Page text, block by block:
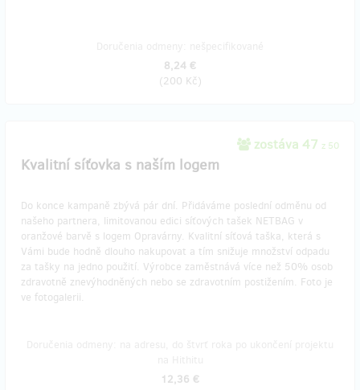
8,24 €
(200 Kč)
zostáva 47 z 50
Kvalitní síťovka s naším logem
Do konce kampaně zbývá pár dní. Přidáváme poslední odměnu od
našeho partnera, limitovanou edici síťových tašek NETBAG v
oranžové barvě s logem Opravárny. Kvalitní síťová taška, která s
Vámi bude hodně dlouho nakupovat a tím snižuje množství odpadu
za tašky na jedno použití. Výrobce zaměstnává více než 50% osob
zdravotně znevýhodněných nebo se zdravotním postižením. Foto je
ve fotogalerii.
12,36 €